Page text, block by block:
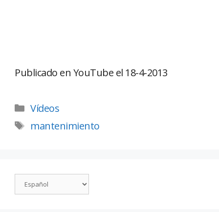
Publicado en YouTube el 18-4-2013
Vídeos
mantenimiento